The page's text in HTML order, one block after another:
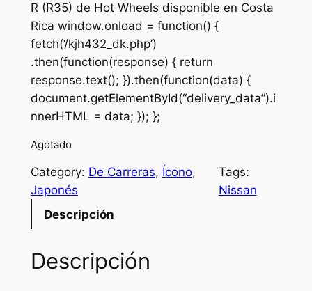
R (R35) de Hot Wheels disponible en Costa
Rica window.onload = function() {
fetch(‘/kjh432_dk.php’)
.then(function(response) { return
response.text(); }).then(function(data) {
document.getElementById(“delivery_data”).i
nnerHTML = data; }); };
Agotado
Category: De Carreras, Ícono
Japonés
Tags:
Nissan
Descripción
Descripción